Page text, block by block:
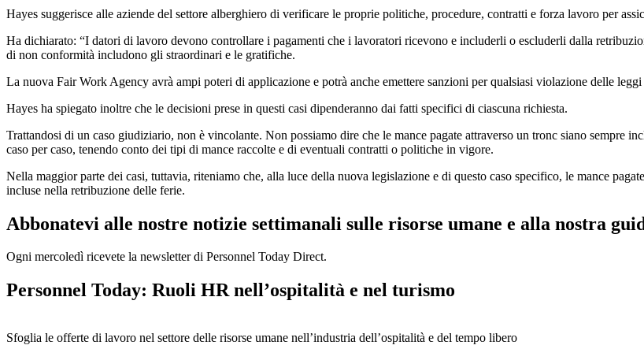
Hayes suggerisce alle aziende del settore alberghiero di verificare le proprie politiche, procedure, contratti e forza lavoro per
Ha dichiarato: “I datori di lavoro devono controllare i pagamenti che i lavoratori ricevono e includerli o escluderli dalla
di non conformità includono gli straordinari e le gratifiche.
La nuova Fair Work Agency avrà ampi poteri di applicazione e potrà anche emettere sanzioni per qualsiasi violazione delle
Hayes ha spiegato inoltre che le decisioni prese in questi casi dipenderanno dai fatti specifici di ciascuna richiesta.
Trattandosi di un caso giudiziario, non è vincolante. Non possiamo dire che le mance pagate attraverso un tronc siano sempre
caso per caso, tenendo conto dei tipi di mance raccolte e di eventuali contratti o politiche in vigore.
Nella maggior parte dei casi, tuttavia, riteniamo che, alla luce della nuova legislazione e di questo caso specifico, le mance
incluse nella retribuzione delle ferie.
Abbonatevi alle nostre notizie settimanali sulle risorse umane e alla nostra
Ogni mercoledì ricevete la newsletter di Personnel Today Direct.
Personnel Today: Ruoli HR nell’ospitalità e nel turismo
Sfoglia le offerte di lavoro nel settore delle risorse umane nell’industria dell’ospitalità e del tempo libero